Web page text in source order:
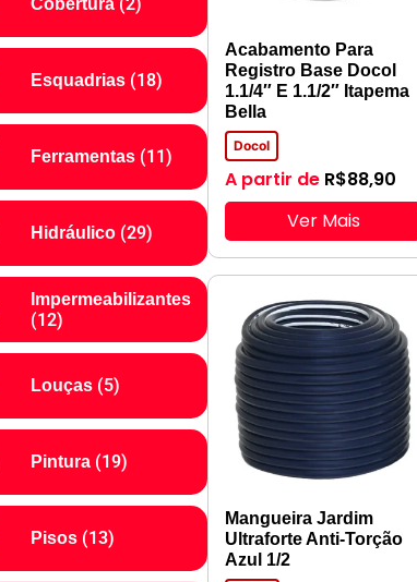
Cobertura (2)
Esquadrias (18)
Ferramentas (11)
Hidráulico (29)
Impermeabilizantes
(12)
Louças (5)
Pintura (19)
Pisos (13)
Acabamento Para
Registro Base Docol
1.1/4″ E 1.1/2″ Itapema
Bella
Docol
A partir de R$88,90
Ver Mais
Mangueira Jardim
Ultraforte Anti-Torção
Azul 1/2